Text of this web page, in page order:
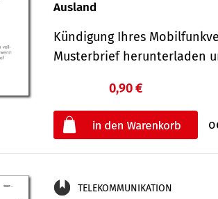
Ausland
Kündigung Ihres
Musterbrief herunterladen
0,90 €
TELEKOMMUNIKATION